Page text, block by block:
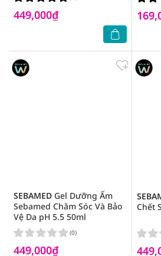
449,000₫
SEBAMED Gel Dưỡng Ẩm
Sebamed Chăm Sóc Và Bảo
Vệ Da pH 5.5 50ml
449,000₫
(0)
Chết